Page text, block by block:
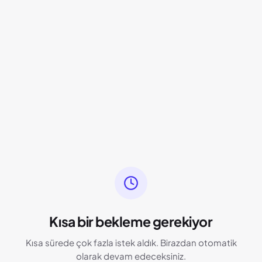
Kısa bir bekleme gerekiyor
Kısa sürede çok fazla istek aldık. Birazdan otomatik
olarak devam edeceksiniz.